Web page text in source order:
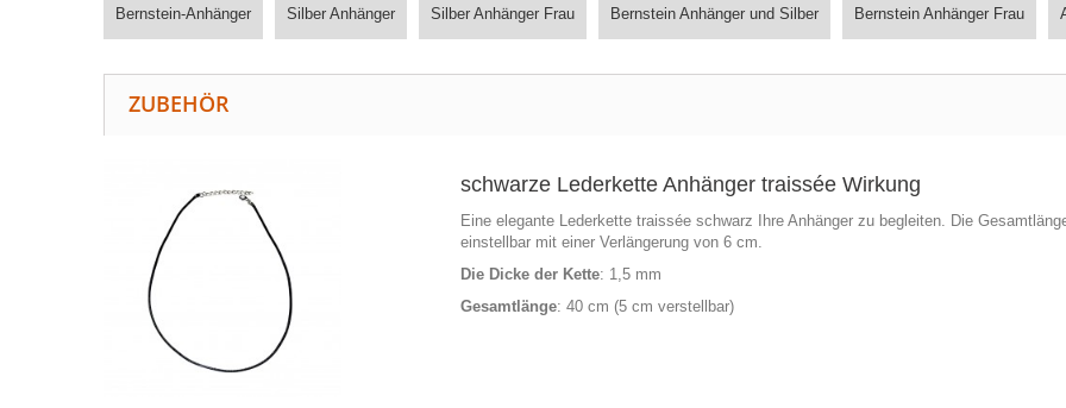
Bernstein-Anhänger Silber Anhänger Silber Anhänger Frau Bernstein Anhänger und Silber Bernstein Anhänger Frau
ZUBEHÖR
schwarze Lederkette Anhänger traissée Wirkung
Eine elegante Lederkette traissée schwarz Ihre Anhänger zu begleiten. Die
einstellbar mit einer Verlängerung von 6 cm.
Die Dicke der Kette: 1,5 mm
Gesamtlänge: 40 cm (5 cm verstellbar)